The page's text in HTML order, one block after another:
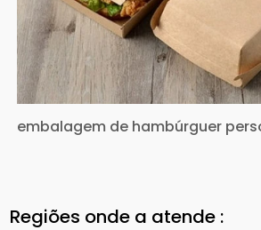
embalagem de hambúrguer
Regiões onde a atende :